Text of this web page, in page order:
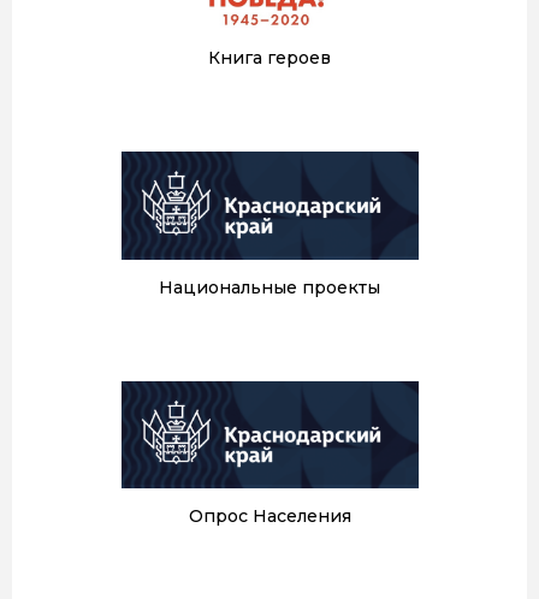
Книга героев
Национальные проекты
Опрос Населения